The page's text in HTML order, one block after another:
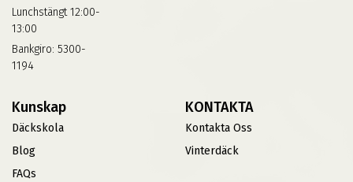
Lunchstängt 12:00-
13:00
Bankgiro: 5300-
1194
Kunskap
Däckskola
Blog
FAQs
KONTAKTA
Kontakta Oss
Vinterdäck